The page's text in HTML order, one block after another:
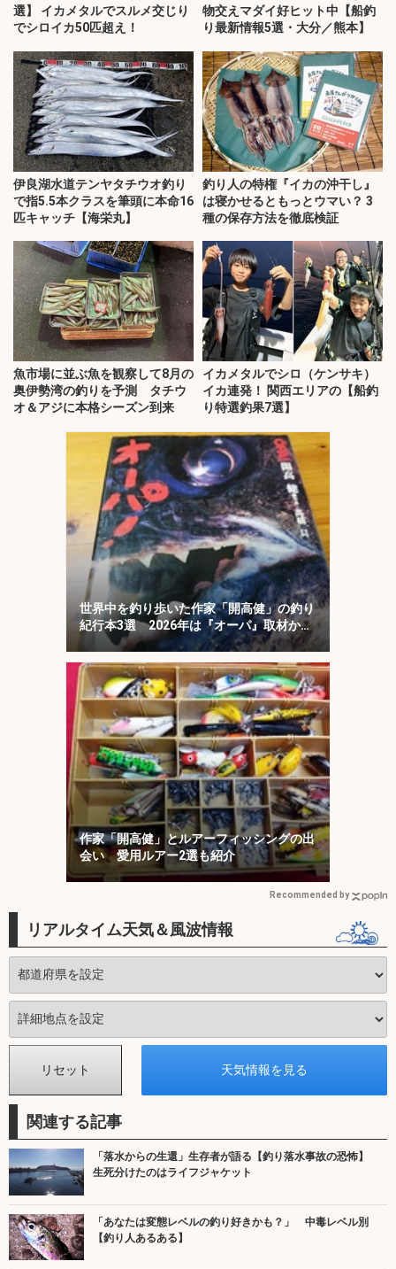
選】 イカメタルでスルメ交じり
でシロイカ50匹超え！
物交えマダイ好ヒット中【船釣
り最新情報5選・大分／熊本】
伊良湖水道テンヤタチウオ釣り
で指5.5本クラスを筆頭に本命16
匹キャッチ【海栄丸】
釣り人の特権『イカの沖干し』
は寝かせるともっとウマい？ 3
種の保存方法を徹底検証
魚市場に並ぶ魚を観察して8月の
奥伊勢湾の釣りを予測 タチウ
オ＆アジに本格シーズン到来
イカメタルでシロ（ケンサキ）
イカ連発！ 関西エリアの【船釣
り特選釣果7選】
世界中を釣り歩いた作家「開高健」の釣り
紀行本3選 2026年は『オーパ』取材から
50周年
作家「開高健」とルアーフィッシングの出
会い 愛用ルアー2選も紹介
Recommended by
リアルタイム天気＆風波情報
関連する記事
「落水からの生還」生存者が語る【釣り落水事故の恐怖】
生死分けたのはライフジャケット
「あなたは変態レベルの釣り好きかも？」 中毒レベル別
【釣り人あるある】